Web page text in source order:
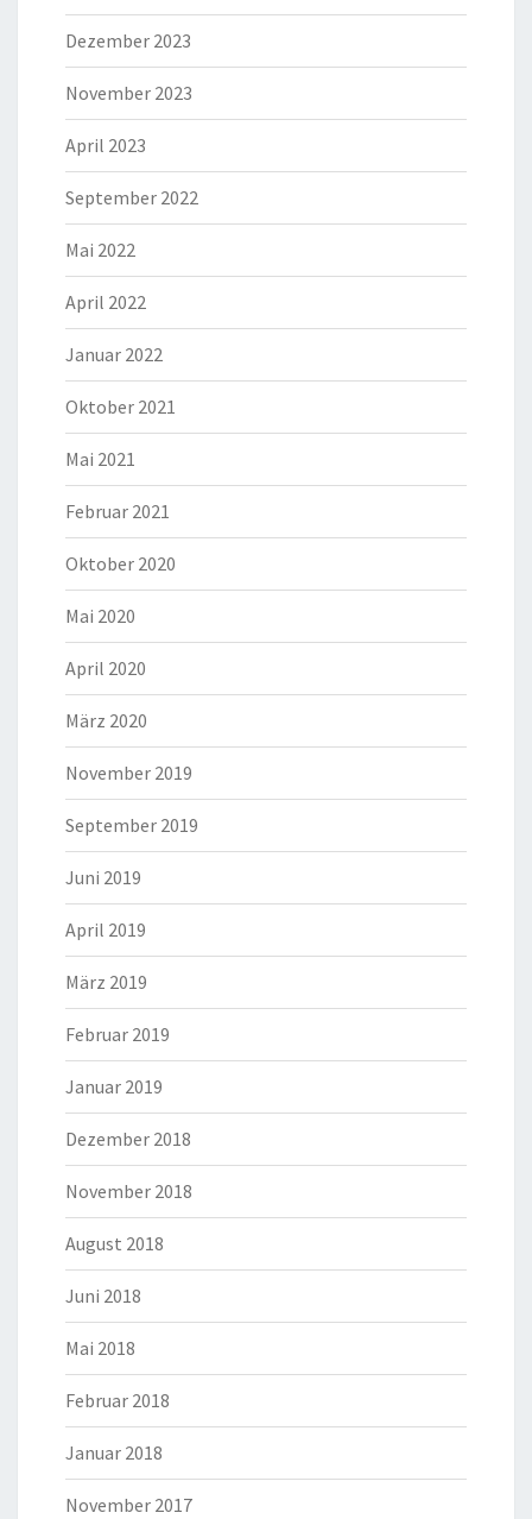
Dezember 2023
November 2023
April 2023
September 2022
Mai 2022
April 2022
Januar 2022
Oktober 2021
Mai 2021
Februar 2021
Oktober 2020
Mai 2020
April 2020
März 2020
November 2019
September 2019
Juni 2019
April 2019
März 2019
Februar 2019
Januar 2019
Dezember 2018
November 2018
August 2018
Juni 2018
Mai 2018
Februar 2018
Januar 2018
November 2017